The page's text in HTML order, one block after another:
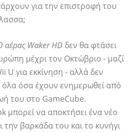
για την επιστροφή του
αέρας Waker HD δεν θα φτάσει
μέχρι τον Οκτώβριο - μαζί
U για εκκίνηση - αλλά δεν
όσα έχουν ενημερωθεί από
του στο GameCube.
μπορεί να αποκτήσει ένα νέο
την βαρκάδα του και το κυνήγι